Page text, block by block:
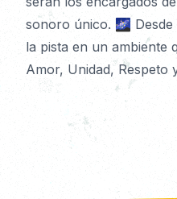
sonoro único. 🌌 Desde
la pista en un ambiente
Amor, Unidad, Respeto